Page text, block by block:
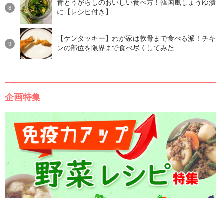
青とうがらしのおいしい食べ方！韓国風しょうゆ漬
に【レシピ付き】
【ケンタッキー】わが家は軟骨まで食べる派！チキ
ンの部位を限界まで食べ尽くしてみた
企画特集